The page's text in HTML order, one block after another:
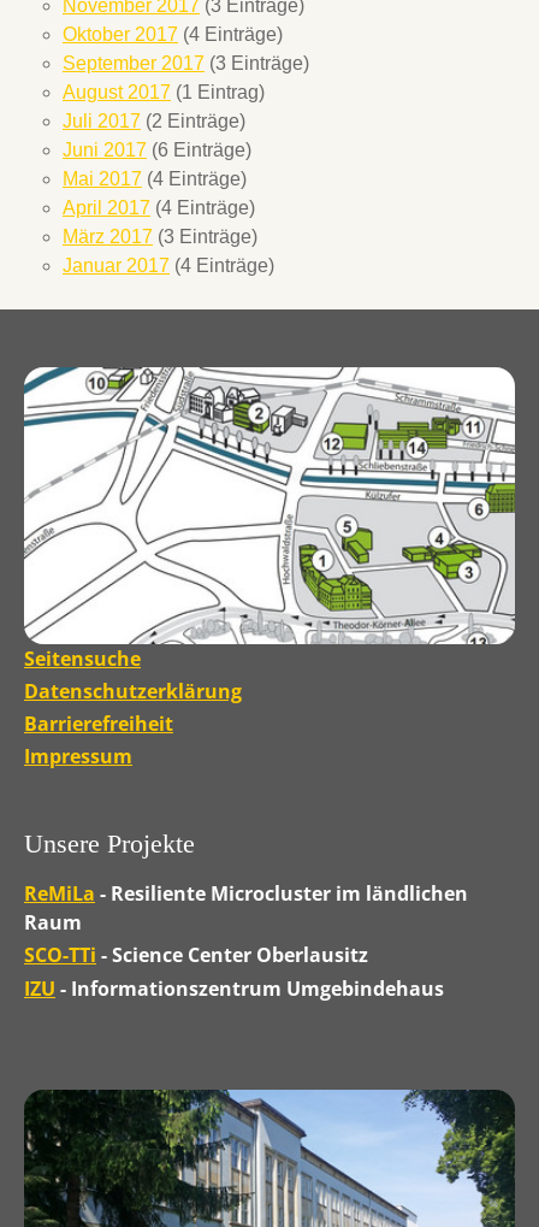
November 2017 (3 Einträge)
Oktober 2017 (4 Einträge)
September 2017 (3 Einträge)
August 2017 (1 Eintrag)
Juli 2017 (2 Einträge)
Juni 2017 (6 Einträge)
Mai 2017 (4 Einträge)
April 2017 (4 Einträge)
März 2017 (3 Einträge)
Januar 2017 (4 Einträge)
Seitensuche
Datenschutzerklärung
Barrierefreiheit
Impressum
Unsere Projekte
ReMiLa - Resiliente Microcluster im ländlichen
Raum
SCO-TTi - Science Center Oberlausitz
IZU - Informationszentrum Umgebindehaus